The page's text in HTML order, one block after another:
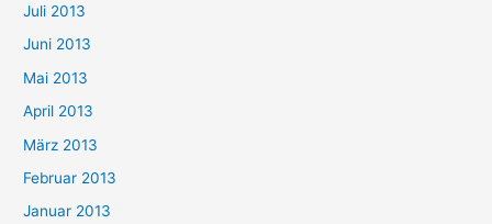
Juli 2013
Juni 2013
Mai 2013
April 2013
März 2013
Februar 2013
Januar 2013